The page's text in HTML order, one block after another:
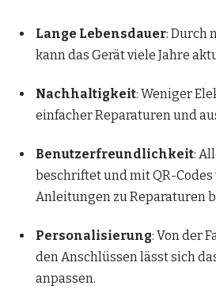
Lange Lebensdauer: Durch
kann das Gerät viele Jahre
Nachhaltigkeit: Weniger
einfacher Reparaturen und
Benutzerfreundlichkeit:
beschriftet und mit QR-Codes
Anleitungen zu Reparaturen
Personalisierung: Von der
den Anschlüssen lässt sich
anpassen.